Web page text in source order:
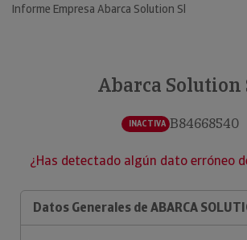
Informe Empresa Abarca Solution Sl
Abarca Solution
INACTIVA B84668540
¿Has detectado algún dato erróneo
Datos Generales de ABARCA